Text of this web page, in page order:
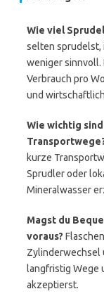
Wie viel
selten sprudelst,
weniger sinnvoll.
Verbrauch pro
und
Wie wichtig
kurze
Sprudler oder
Mineralwasser
Magst du
voraus?
Zylinderwechsel
langfristig Wege
akzeptierst.